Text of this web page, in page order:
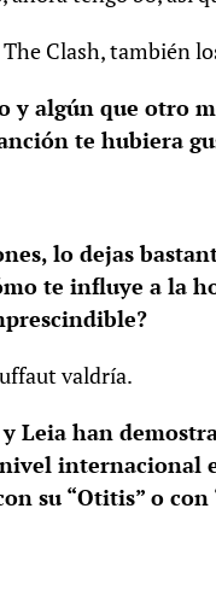
Clash, también
y algún que otro
te hubiera
lo dejas
te influye a la
valdría.
y Leia han
internacional
su “Otitis” o